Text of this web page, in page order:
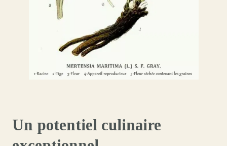
Un potentiel culinaire